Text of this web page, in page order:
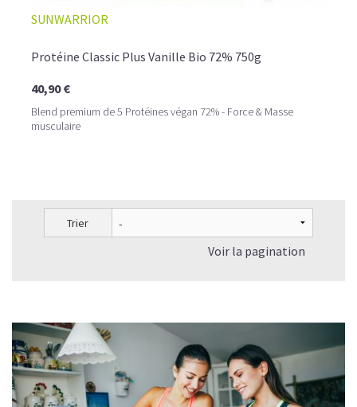
🍯 CAFÉ FRAPPÉ AU CARAMEL PROTÉINÉ
LE PLAISIR D’UN DESSERT GLACÉ, SANS LE SUCRE EN
TROP
SUNWARRIOR
Protéine Classic Plus Vanille Bio 72% 750g
40,90 €
Blend premium de 5 Protéines végan 72% - Force & Masse
musculaire
Trier
Voir la pagination